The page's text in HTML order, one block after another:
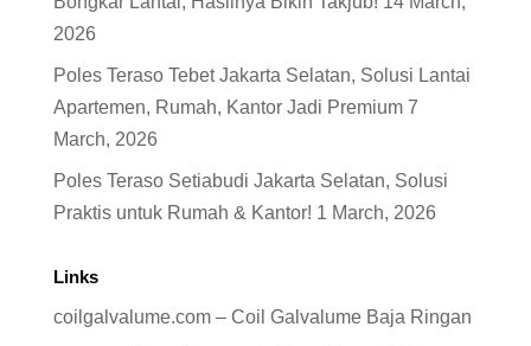
2026
Poles Teraso Tebet Jakarta Selatan, Solusi Lantai
Apartemen, Rumah, Kantor Jadi Premium 7
March, 2026
Poles Teraso Setiabudi Jakarta Selatan, Solusi
Praktis untuk Rumah & Kantor! 1 March, 2026
Links
coilgalvalume.com – Coil Galvalume Baja Ringan